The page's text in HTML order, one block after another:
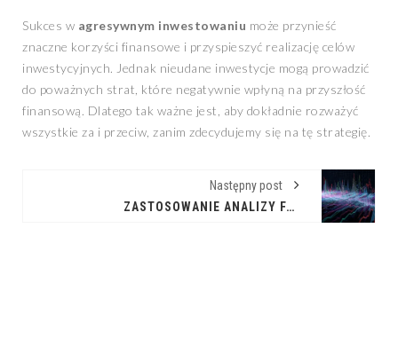
Sukces w agresywnym inwestowaniu może przynieść
znaczne korzyści finansowe i przyspieszyć realizację celów
inwestycyjnych. Jednak nieudane inwestycje mogą prowadzić
do poważnych strat, które negatywnie wpłyną na przyszłość
finansową. Dlatego tak ważne jest, aby dokładnie rozważyć
wszystkie za i przeciw, zanim zdecydujemy się na tę strategię.
Następny post
ZASTOSOWANIE ANALIZY FALKOWEJ W PREDYKCJI RYNKOWEJ